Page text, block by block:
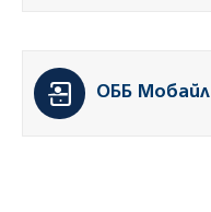
ОББ Мобайл